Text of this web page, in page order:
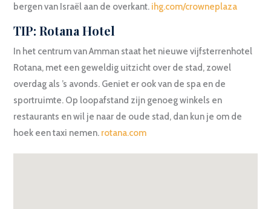
bergen van Israël aan de overkant. ihg.com/crowneplaza
TIP: Rotana Hotel
In het centrum van Amman staat het nieuwe vijfsterrenhotel
Rotana, met een geweldig uitzicht over de stad, zowel
overdag als ’s avonds. Geniet er ook van de spa en de
sportruimte. Op loopafstand zijn genoeg winkels en
restaurants en wil je naar de oude stad, dan kun je om de
hoek een taxi nemen. rotana.com